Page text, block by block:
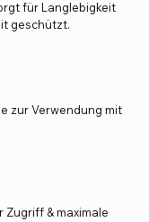
für Langlebigkeit
geschützt.
zur Verwendung mit
& maximale